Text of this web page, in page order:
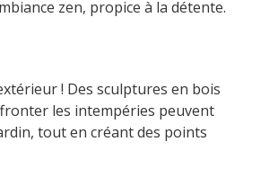
zen, propice à la détente.
! Des sculptures en bois
les intempéries peuvent
tout en créant des points